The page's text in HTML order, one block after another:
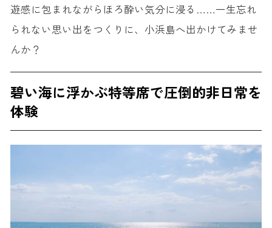
遊感に包まれながらほろ酔い気分に浸る……一生忘れ
られない思い出をつくりに、小浜島へ出かけてみませ
んか？
碧い海に浮かぶ特等席で圧倒的非日常を
体験